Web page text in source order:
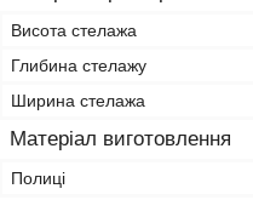
Висота стелажа
Глибина стелажу
Ширина стелажа
Матеріал виготовлення
Полиці